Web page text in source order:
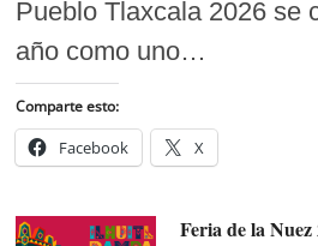
Pueblo Tlaxcala 2026 se
año como uno…
Comparte esto:
Facebook X
Feria de la